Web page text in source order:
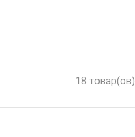
18 товар(ов)